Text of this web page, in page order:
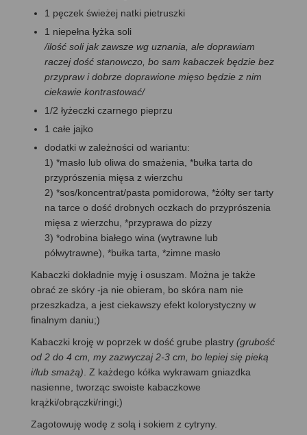
1 pęczek świeżej natki pietruszki
1 niepełna łyżka soli
/ilość soli jak zawsze wg uznania, ale doprawiam
raczej dość stanowczo, bo sam kabaczek będzie bez
przypraw i dobrze doprawione mięso będzie z nim
ciekawie kontrastować/
1/2 łyżeczki czarnego pieprzu
1 całe jajko
dodatki w zależności od wariantu:
1) *masło lub oliwa do smażenia, *bułka tarta do
przyprószenia mięsa z wierzchu
2) *sos/koncentrat/pasta pomidorowa, *żółty ser tarty
na tarce o dość drobnych oczkach do przyprószenia
mięsa z wierzchu, *przyprawa do pizzy
3) *odrobina białego wina (wytrawne lub
półwytrawne), *bułka tarta, *zimne masło
Kabaczki dokładnie myję i osuszam. Można je także
obrać ze skóry -ja nie obieram, bo skóra nam nie
przeszkadza, a jest ciekawszy efekt kolorystyczny w
finalnym daniu;)
Kabaczki kroję w poprzek w dość grube plastry (grubość
od 2 do 4 cm, my zazwyczaj 2-3 cm, bo lepiej się pieką
i/lub smażą). Z każdego kółka wykrawam gniazdka
nasienne, tworząc swoiste kabaczkowe
krążki/obrączki/ringi;)
Zagotowuję wodę z solą i sokiem z cytryny.